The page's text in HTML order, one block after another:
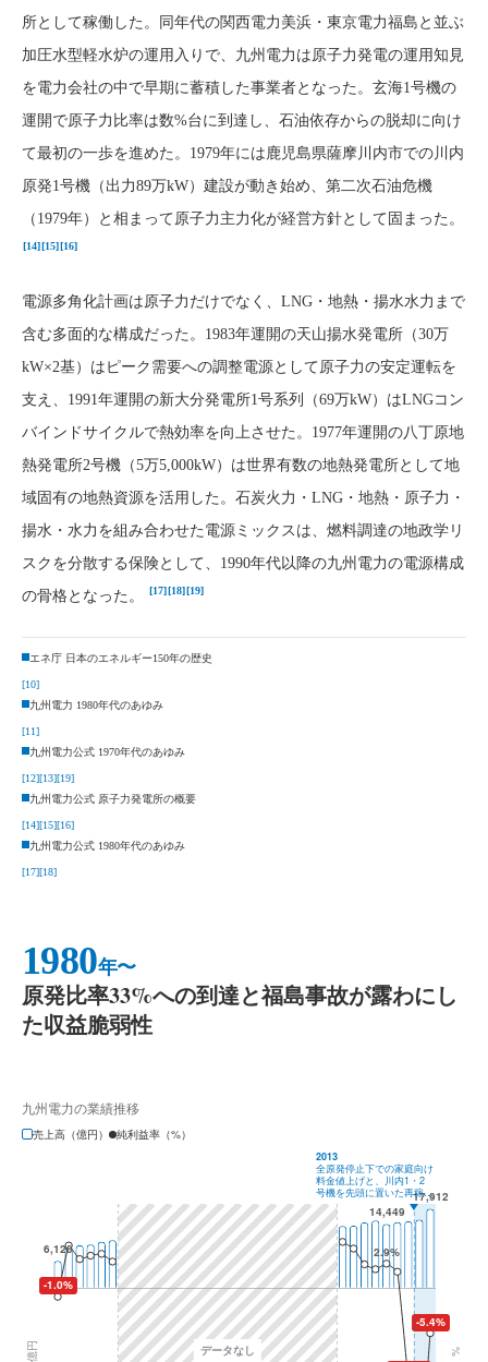
所として稼働した。同年代の関西電力美浜・東京電力福島と並ぶ
加圧水型軽水炉の運用入りで、九州電力は原子力発電の運用知見
を電力会社の中で早期に蓄積した事業者となった。玄海1号機の
運開で原子力比率は数%台に到達し、石油依存からの脱却に向け
て最初の一歩を進めた。1979年には鹿児島県薩摩川内市での川内
原発1号機（出力89万kW）建設が動き始め、第二次石油危機
（1979年）と相まって原子力主力化が経営方針として固まった。
[14] [15] [16]
電源多角化計画は原子力だけでなく、LNG・地熱・揚水水力まで
含む多面的な構成だった。1983年運開の天山揚水発電所（30万
kW×2基）はピーク需要への調整電源として原子力の安定運転を
支え、1991年運開の新大分発電所1号系列（69万kW）はLNGコン
バインドサイクルで熱効率を向上させた。1977年運開の八丁原地
熱発電所2号機（5万5,000kW）は世界有数の地熱発電所として地
域固有の地熱資源を活用した。石炭火力・LNG・地熱・原子力・
揚水・水力を組み合わせた電源ミックスは、燃料調達の地政学リ
スクを分散する保険として、1990年代以降の九州電力の電源構成
の骨格となった。
[17] [18] [19]
エネ庁 日本のエネルギー150年の歴史
[10]
九州電力 1980年代のあゆみ
[11]
九州電力公式 1970年代のあゆみ
[12][13][19]
九州電力公式 原子力発電所の概要
[14][15][16]
九州電力公式 1980年代のあゆみ
[17][18]
1980年〜
原発比率33%への到達と福島事故が露わにし
た収益脆弱性
九州電力の業績推移
売上高（億円）
純利益率（%）